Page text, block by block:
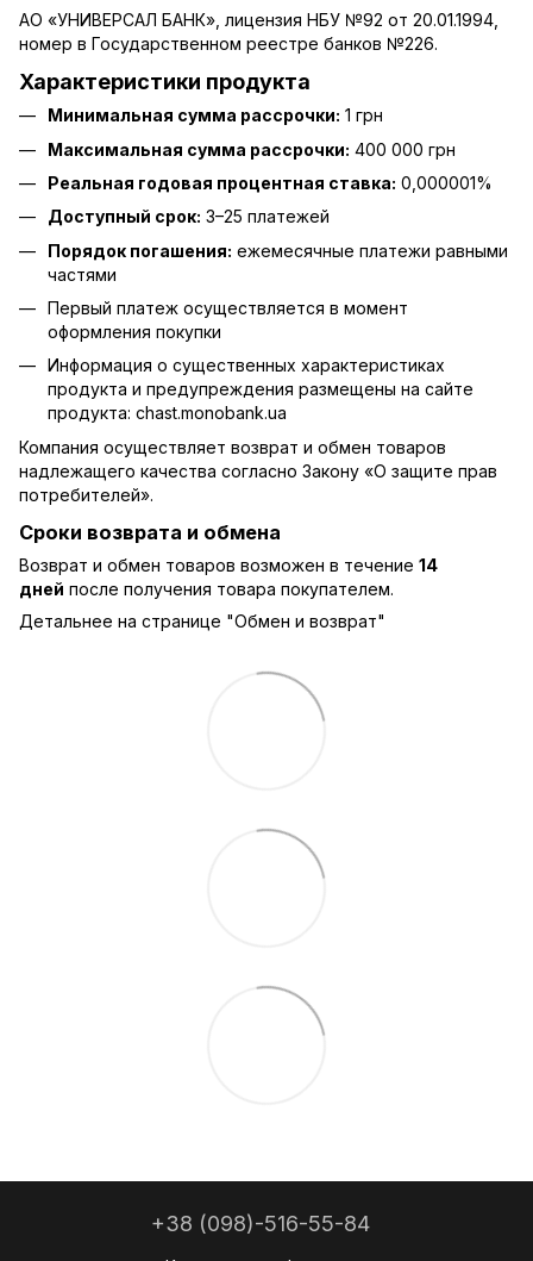
АО «УНИВЕРСАЛ БАНК», лицензия НБУ №92 от 20.01.1994,
номер в Государственном реестре банков №226.
Характеристики продукта
Минимальная сумма рассрочки: 1 грн
Максимальная сумма рассрочки: 400 000 грн
Реальная годовая процентная ставка: 0,000001%
Доступный срок: 3–25 платежей
Порядок погашения: ежемесячные платежи равными
частями
Первый платеж осуществляется в момент
оформления покупки
Информация о существенных характеристиках
продукта и предупреждения размещены на сайте
продукта: chast.monobank.ua
Компания осуществляет возврат и обмен товаров
надлежащего качества согласно Закону «О защите прав
потребителей».
Сроки возврата и обмена
Возврат и обмен товаров возможен в течение 14
дней после получения товара покупателем.
Детальнее на странице "Обмен и возврат"
+38 (098)-516-55-84